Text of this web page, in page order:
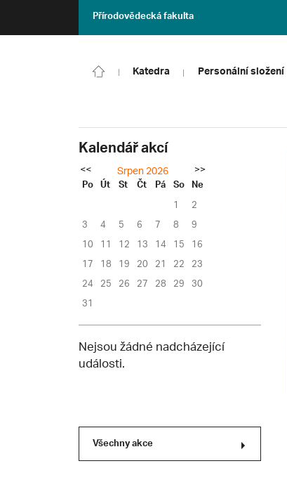
Přírodovědecká fakulta
Katedra Personální složení
Kalendář akcí
<< Srpen 2026 >>
Po Út St Čt Pá So Ne
1
2
3
4 5 6 7 8
9
10 11 12 13 14 15 16
17 18 19 20 21 22 23
24 25 26 27 28 29 30
31
Nejsou žádné nadcházející
události.
Všechny akce